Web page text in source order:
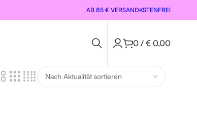
AB 85 € VERSANDKSTENFREI
0 / € 0,00